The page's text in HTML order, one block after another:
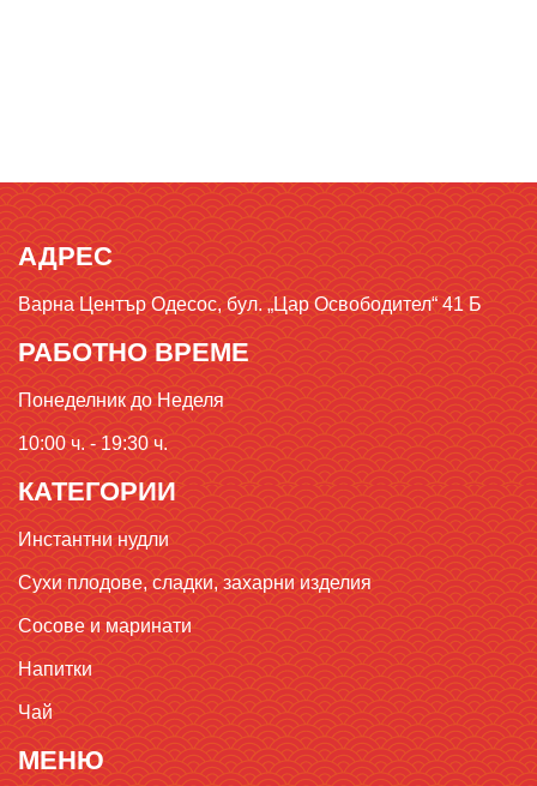
АДРЕС
Варна Център Одесос, бул. „Цар Освободител“ 41 Б
РАБОТНО ВРЕМЕ
Понеделник до Неделя
10:00 ч. - 19:30 ч.
КАТЕГОРИИ
Инстантни нудли
Сухи плодове, сладки, захарни изделия
Сосове и маринати
Напитки
Чай
МЕНЮ